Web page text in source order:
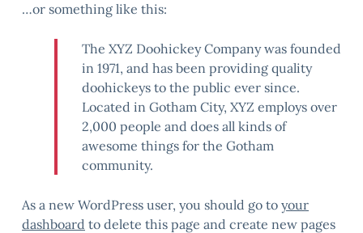
…or something like this:
The XYZ Doohickey Company was founded
in 1971, and has been providing quality
doohickeys to the public ever since.
Located in Gotham City, XYZ employs over
2,000 people and does all kinds of
awesome things for the Gotham
community.
As a new WordPress user, you should go to your
dashboard to delete this page and create new pages